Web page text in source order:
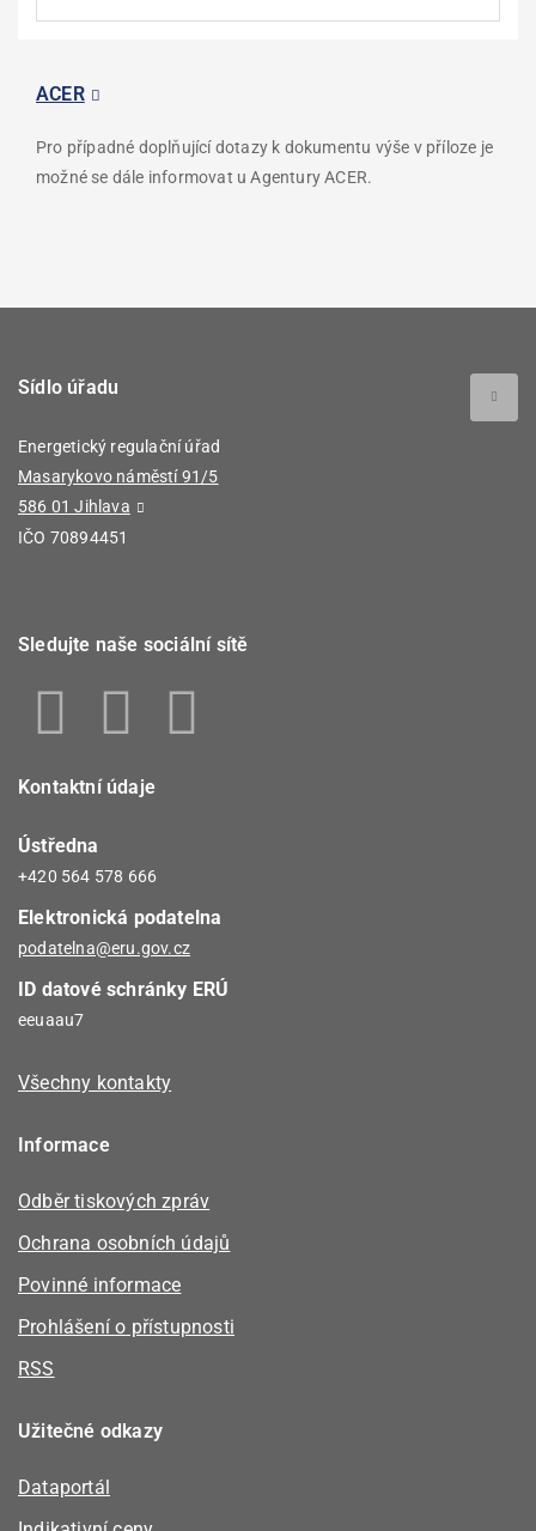
ACER
Pro případné doplňující dotazy k dokumentu výše v příloze je
možné se dále informovat u Agentury ACER.
Sídlo úřadu
Energetický regulační úřad
Masarykovo náměstí 91/5
586 01 Jihlava
IČO 70894451
Sledujte naše sociální sítě
Kontaktní údaje
Ústředna
+420 564 578 666
Elektronická podatelna
podatelna@eru.gov.cz
ID datové schránky ERÚ
eeuaau7
Všechny kontakty
Informace
Odběr tiskových zpráv
Ochrana osobních údajů
Povinné informace
Prohlášení o přístupnosti
RSS
Užitečné odkazy
Dataportál